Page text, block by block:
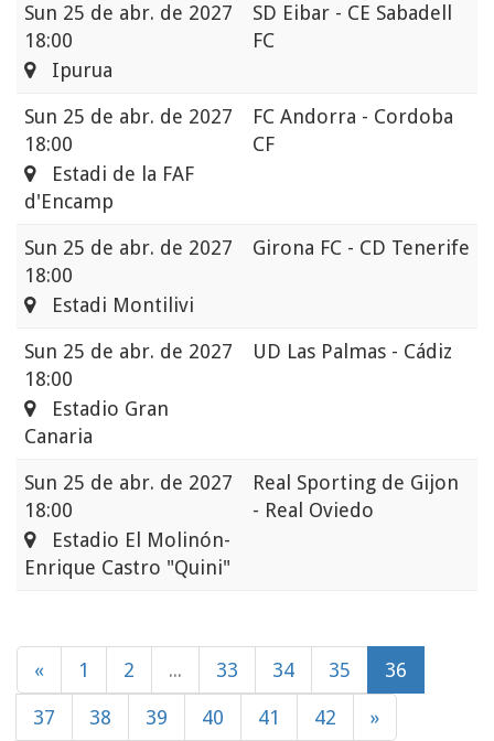
Sun 25 de abr. de 2027
18:00
SD Eibar - CE Sabadell
FC
Ipurua
Sun 25 de abr. de 2027
18:00
FC Andorra - Cordoba
CF
Estadi de la FAF
d'Encamp
Sun 25 de abr. de 2027
18:00
Girona FC - CD Tenerife
Estadi Montilivi
Sun 25 de abr. de 2027
18:00
UD Las Palmas - Cádiz
Estadio Gran
Canaria
Sun 25 de abr. de 2027
18:00
Real Sporting de Gijon
- Real Oviedo
Estadio El Molinón-
Enrique Castro "Quini"
« 1 2 ... 33 34 35 36
37 38 39 40 41 42 »